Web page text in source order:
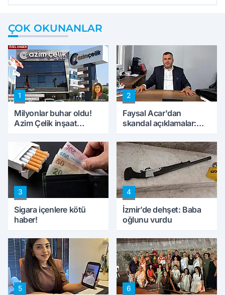
ÇOK OKUNANLAR
1
Milyonlar buhar oldu!
Azim Çelik inşaat
konuştu
2
Faysal Acar'dan
skandal açıklamalar:
peynircilerimizi de
kıskaca aldı, müdahale
ettik'
3
Sigara içenlere kötü
haber!
4
İzmir’de dehşet: Baba
oğlunu vurdu
5 6